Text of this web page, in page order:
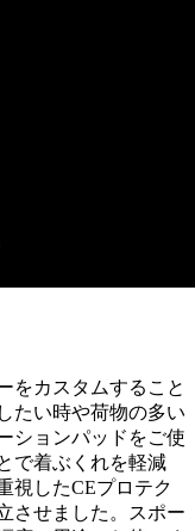
をカスタムすること
たい時や荷物の多い
ションパッドをご使
で着ぶくれを軽減
視したCEプロテク
させました。スポー